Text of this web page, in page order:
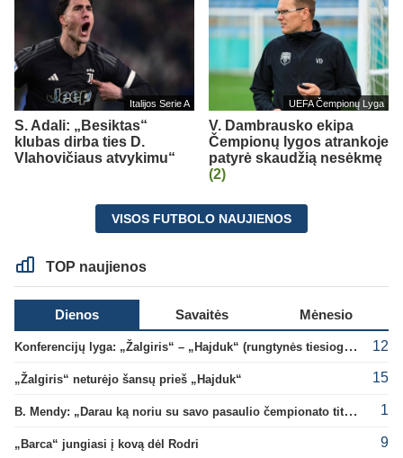
Italijos Serie A
S. Adali: „Besiktas“
klubas dirba ties D.
Vlahovičiaus atvykimu“
UEFA Čempionų Lyga
V. Dambrausko ekipa
Čempionų lygos atrankoje
patyrė skaudžią nesėkmę
(2)
VISOS FUTBOLO NAUJIENOS
TOP naujienos
Dienos Savaitės Mėnesio
Konferencijų lyga: „Žalgiris“ – „Hajduk“ (rungtynės tiesiogiai) 12
„Žalgiris“ neturėjo šansų prieš „Hajduk“ 15
B. Mendy: „Darau ką noriu su savo pasaulio čempionato titulu“ 1
„Barca“ jungiasi į kovą dėl Rodri 9